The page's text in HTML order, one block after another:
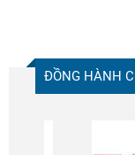
ĐỒNG HÀNH